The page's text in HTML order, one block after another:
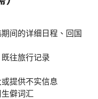
间的详细日程、回国
往旅行记录
提供不实信息
僻词汇